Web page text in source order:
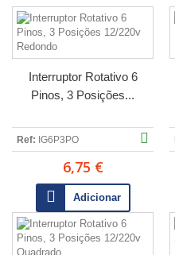
Interruptor Rotativo 6
Pinos, 3 Posições...
Ref: IG6P3PO
6,75 €
Adicionar